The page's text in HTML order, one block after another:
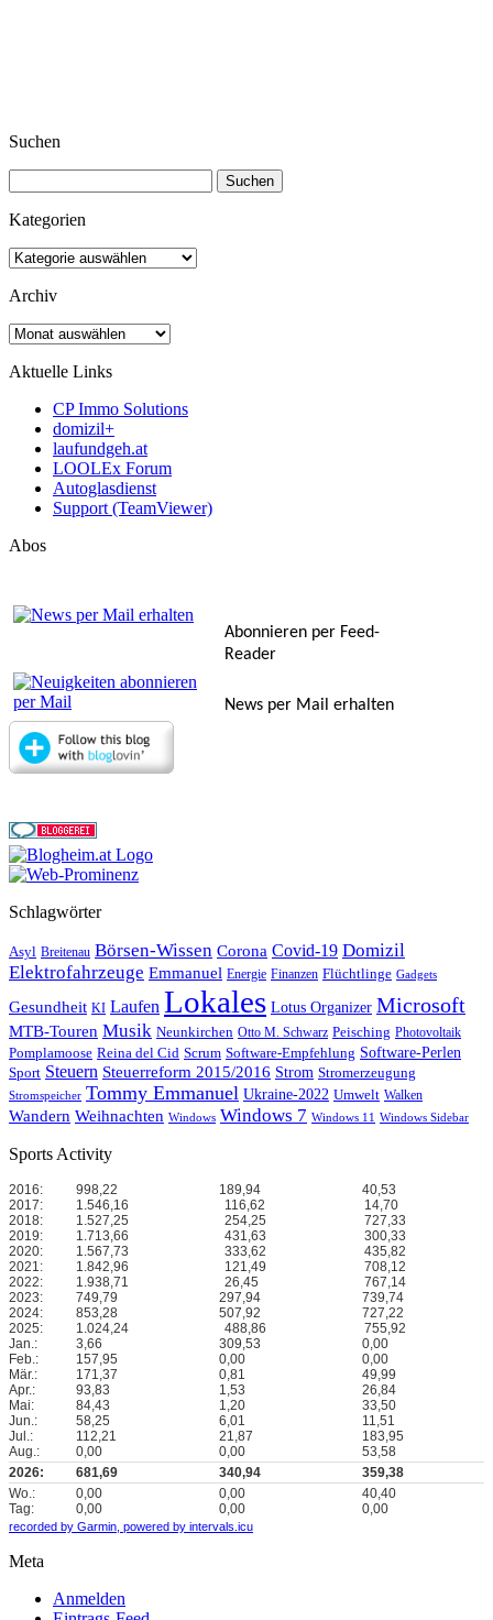
Suchen
nach:
Kategorien
Kategorien
Archiv
Archiv
Aktuelle Links
CP Immo Solutions
domizil+
laufundgeh.at
LOOLEx Forum
Autoglasdienst
Support (TeamViewer)
Abos
Abonnieren per Feed-
Reader
News per Mail erhalten
Schlagwörter
Asyl Breitenau Börsen-Wissen Corona Covid-19 Domizil
Elektrofahrzeuge Emmanuel Energie Finanzen Flüchtlinge Gadgets
Gesundheit KI Laufen Lokales Lotus Organizer Microsoft
MTB-Touren Musik Neunkirchen Otto M. Schwarz Peisching Photovoltaik
Pomplamoose Reina del Cid Scrum Software-Empfehlung Software-Perlen
Sport Steuern Steuerreform 2015/2016 Strom Stromerzeugung
Stromspeicher Tommy Emmanuel Ukraine-2022 Umwelt Walken
Wandern Weihnachten Windows Windows 7 Windows 11 Windows Sidebar
Sports Activity
2016: 998,22 189,94
40,53
2017:
1.546,16 116,62
14,70
2018:
1.527,25 254,25
727,33
2019:
1.713,66 431,63
300,33
2020:
1.567,73 333,62
435,82
2021:
1.842,96 121,49
708,12
2022:
1.938,71 26,45
767,14
2023:
749,79 297,94
739,74
2024:
853,28 507,92
727,22
2025:
1.024,24 488,86
755,92
Jan.:
3,66 309,53
0,00
Feb.:
157,95 0,00
0,00
Mär.:
171,37 0,81
49,99
Apr.:
93,83 1,53
26,84
Mai:
84,43 1,20
33,50
Jun.:
58,25 6,01
11,51
Jul.:
112,21 21,87
183,95
Aug.:
0,00 0,00
53,58
2026:
681,69 340,94
359,38
Wo.:
0,00 0,00
40,40
Tag:
0,00 0,00 0,00
recorded by Garmin, powered by intervals.icu
Meta
Anmelden